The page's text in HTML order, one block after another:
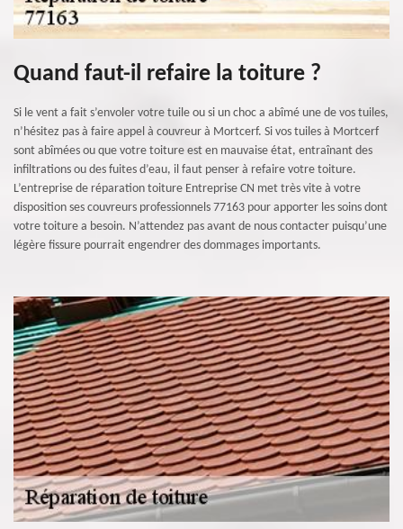
Quand faut-il refaire la toiture ?
Si le vent a fait s’envoler votre tuile ou si un choc a abîmé une de vos tuiles,
n’hésitez pas à faire appel à couvreur à Mortcerf. Si vos tuiles à Mortcerf
sont abîmées ou que votre toiture est en mauvaise état, entraînant des
infiltrations ou des fuites d’eau, il faut penser à refaire votre toiture.
L’entreprise de réparation toiture Entreprise CN met très vite à votre
disposition ses couvreurs professionnels 77163 pour apporter les soins dont
votre toiture a besoin. N’attendez pas avant de nous contacter puisqu’une
légère fissure pourrait engendrer des dommages importants.